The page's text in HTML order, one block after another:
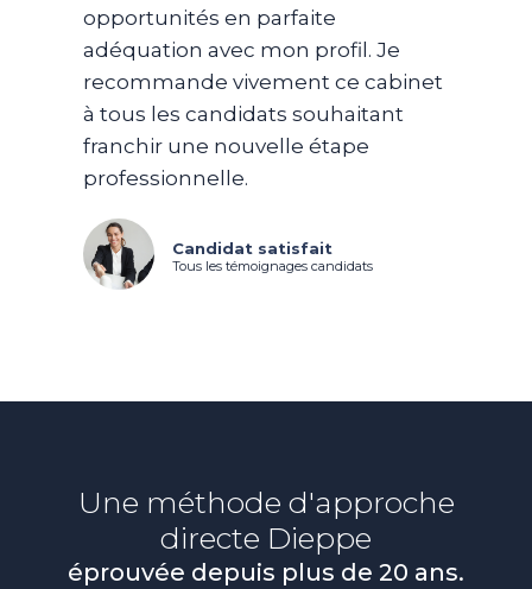
opportunités en parfaite
adéquation avec mon profil. Je
recommande vivement ce cabinet
à tous les candidats souhaitant
franchir une nouvelle étape
professionnelle.
Candidat satisfait
Tous les témoignages candidats
Une méthode d'approche
directe Dieppe
éprouvée depuis plus de 20 ans.